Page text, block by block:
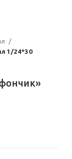
1/24*30